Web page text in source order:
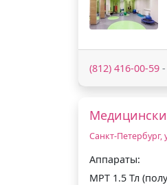
(812) 416-00-59
Санкт-Петербург,
Аппараты:
МРТ 1.5 Тл